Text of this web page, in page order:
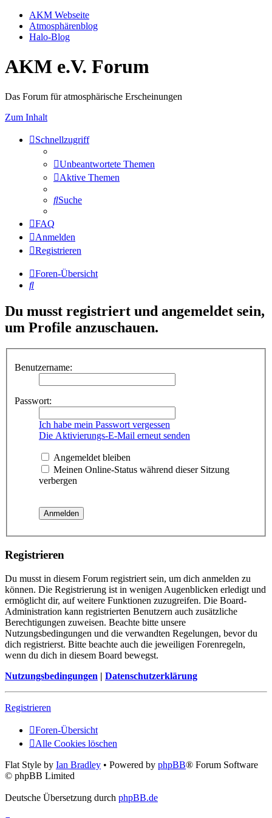
AKM Webseite
Atmosphärenblog
Halo-Blog
AKM e.V. Forum
Das Forum für atmosphärische Erscheinungen
Zum Inhalt
Schnellzugriff
Unbeantwortete Themen
Aktive Themen
Suche
FAQ
Anmelden
Registrieren
Foren-Übersicht
Suche
Du musst registriert und angemeldet sein,
um Profile anzuschauen.
Benutzername:
Passwort:
Ich habe mein Passwort vergessen
Die Aktivierungs-E-Mail erneut senden
Angemeldet bleiben
Meinen Online-Status während dieser Sitzung
verbergen
Registrieren
Du musst in diesem Forum registriert sein, um dich anmelden zu
können. Die Registrierung ist in wenigen Augenblicken erledigt und
ermöglicht dir, auf weitere Funktionen zuzugreifen. Die Board-
Administration kann registrierten Benutzern auch zusätzliche
Berechtigungen zuweisen. Beachte bitte unsere
Nutzungsbedingungen und die verwandten Regelungen, bevor du
dich registrierst. Bitte beachte auch die jeweiligen Forenregeln,
wenn du dich in diesem Board bewegst.
Nutzungsbedingungen | Datenschutzerklärung
Registrieren
Foren-Übersicht
Alle Cookies löschen
Flat Style by Ian Bradley • Powered by phpBB® Forum Software
© phpBB Limited
Deutsche Übersetzung durch phpBB.de